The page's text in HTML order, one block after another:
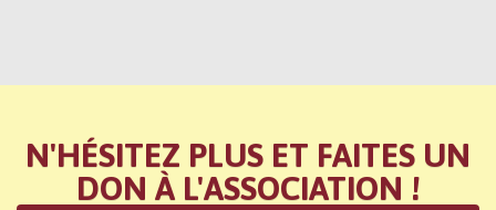
N'HÉSITEZ PLUS ET FAITES UN
DON À L'ASSOCIATION !